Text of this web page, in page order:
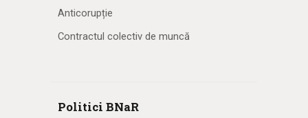
Anticorupție
Contractul colectiv de muncă
Politici BNaR